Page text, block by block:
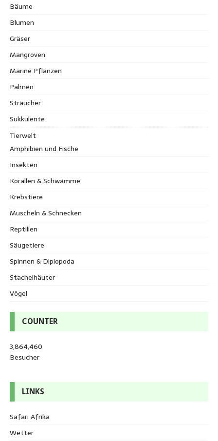
Bäume
Blumen
Gräser
Mangroven
Marine Pflanzen
Palmen
Sträucher
Sukkulente
Tierwelt
Amphibien und Fische
Insekten
Korallen & Schwämme
Krebstiere
Muscheln & Schnecken
Reptilien
Säugetiere
Spinnen & Diplopoda
Stachelhäuter
Vögel
COUNTER
3,864,460
Besucher
LINKS
Safari Afrika
Wetter